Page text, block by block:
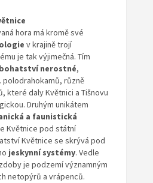
hora má kromě své
v krajině trojí
je tak výjimečná. Tím
bohatství nerostné,
různě
které daly Květnici a Tišnovu
Druhým unikátem
a faunistická
Květnice pod státní
Květnice se skrývá pod
jeskynní systémy. Vedle
je podzemí významným
netopýrů a vrápenců.